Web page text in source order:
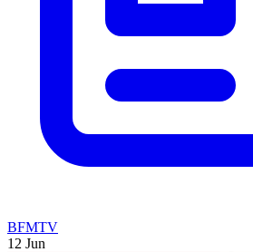
BFMTV
12 Jun